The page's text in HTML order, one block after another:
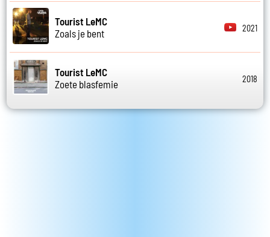
Tourist LeMC
Zoals je bent
2021
Tourist LeMC
Zoete blasfemie
2018